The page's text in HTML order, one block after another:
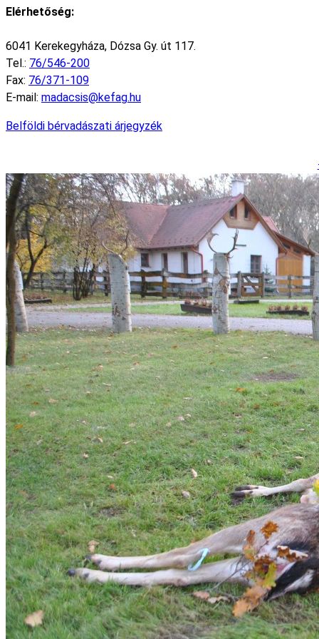
Elérhetőség:
6041 Kerekegyháza, Dózsa Gy. út 117.
Tel.: 76/546-200
Fax: 76/371-109
E-mail: madacsis@kefag.hu
Belföldi bérvadászati árjegyzék